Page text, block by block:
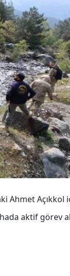
Ahmet Açıkkol
aktif görev